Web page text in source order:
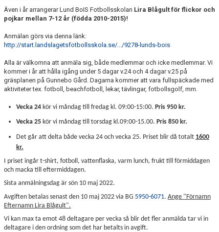
Även i år arrangerar Lund BoIS Fotbollsskolan Lira Blågult för flickor och
pojkar mellan 7-12 år (födda 2010-2015)!
Anmälan görs via denna länk:
http://start.landslagetsfotbollsskola.se/.../9278-lunds-bois
Alla är välkomna att anmäla sig, både medlemmar och icke medlemmar. Vi
kommer i år att hålla igång under 5 dagar v.24 och 4 dagar v.25 på
gräsplanen på Gunnebo Gård. Dagarna kommer att vara fullspäckade med
aktiviteter tex. fotboll, beachfotboll, lekar, tävlingar, fotbollsgolf, mm.
Vecka 24 kör vi måndag till fredag kl. 09:00-15:00. Pris 950 kr.
Vecka 25 kör vi måndag till torsdag kl.09:00-15.00. Pris 850 kr.
Det går att delta både vecka 24 och vecka 25. Priset blir då totalt 1600
kr.
I priset ingår t-shirt, fotboll, vattenflaska, varm lunch, frukt till förmiddagen
och macka till eftermiddagen.
Sista anmälningsdag är sön 10 maj 2022.
Avgiften betalas senast den 10 maj 2022 via BG 5950-6071. Ange "Förnamn
Efternamn Lira Blågult".
Vi kan max ta emot 48 deltagare per vecka så blir det fler anmälda tar vi in
deltagare i den ordning som det har betalts in avgift.